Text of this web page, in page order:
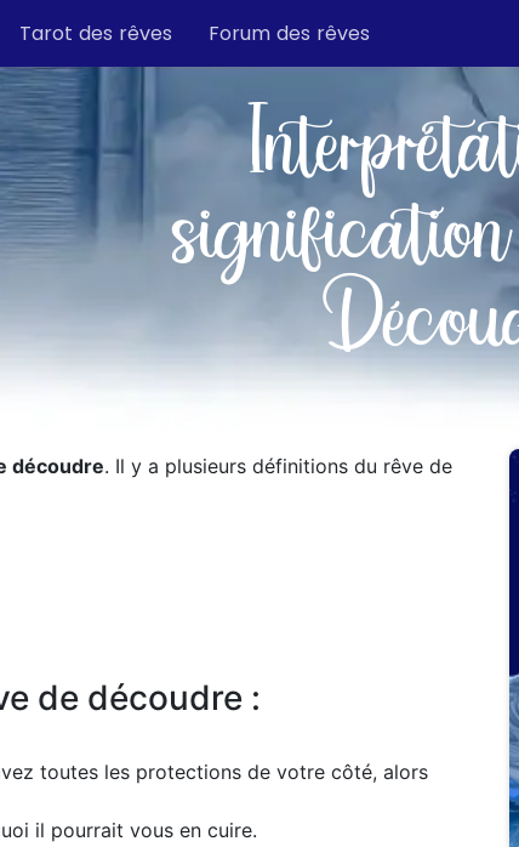
Tarot des rêves Forum des rêves
signification
découdre. Il y a plusieurs définitions du rêve de
de découdre :
toutes les protections de votre côté, alors
il pourrait vous en cuire.